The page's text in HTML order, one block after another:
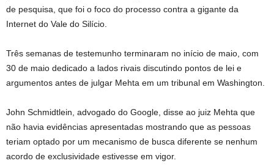
de pesquisa, que foi o foco do processo contra a gigante da
Internet do Vale do Silício.
Três semanas de testemunho terminaram no início de maio, com
30 de maio dedicado a lados rivais discutindo pontos de lei e
argumentos antes de julgar Mehta em um tribunal em Washington.
John Schmidtlein, advogado do Google, disse ao juiz Mehta que
não havia evidências apresentadas mostrando que as pessoas
teriam optado por um mecanismo de busca diferente se nenhum
acordo de exclusividade estivesse em vigor.